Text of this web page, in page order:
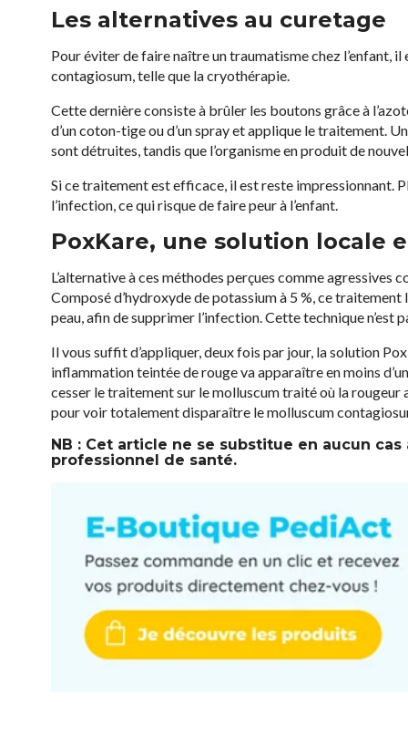
Les alternatives au curetage
Pour éviter de faire naître un traumatisme chez l’enfant,
contagiosum, telle que la cryothérapie.
Cette dernière consiste à brûler les boutons grâce à
d’un coton-tige ou d’un spray et applique le traitement.
sont détruites, tandis que l’organisme en produit de
Si ce traitement est efficace, il est reste impressionnant.
l’infection, ce qui risque de faire peur à l’enfant.
PoxKare, une solution locale
L’alternative à ces méthodes perçues comme agressives
Composé d’hydroxyde de potassium à 5 %, ce
peau, afin de supprimer l’infection. Cette technique
Il vous suffit d’appliquer, deux fois par jour, la solution
inflammation teintée de rouge va apparaître en moins
cesser le traitement sur le molluscum traité où la
pour voir totalement disparaître le molluscum
NB : Cet article ne se substitue en aucun
professionnel de santé.